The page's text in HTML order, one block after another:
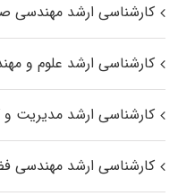
کارشناسی ارشد مهندسی
کارشناسی ارشد علوم و
کارشناسی ارشد مدیریت و
کارشناسی ارشد مهندسی